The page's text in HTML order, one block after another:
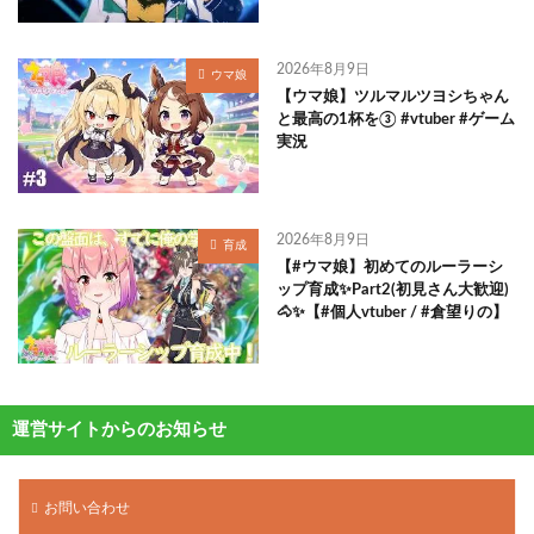
ウマ娘 2026年8月9日
【ウマ娘】ツルマルツヨシちゃん
と最高の1杯を③ #vtuber #ゲーム
実況
育成 2026年8月9日
【#ウマ娘】初めてのルーラーシ
ップ育成✨Part2(初見さん大歓迎)
🐴✨【#個人vtuber / #倉望りの】
運営サイトからのお知らせ
お問い合わせ